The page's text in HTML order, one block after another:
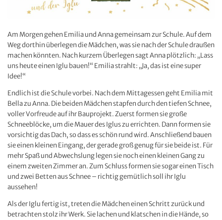
Am Morgen gehen Emilia und Anna gemeinsam zur Schule. Auf dem
Weg dorthin überlegen die Mädchen, was sie nach der Schule draußen
machen könnten. Nach kurzem Überlegen sagt Anna plötzlich: „Lass
uns heute einen Iglu bauen!“ Emilia strahlt: „Ja, das ist eine super
Idee!“
Endlich ist die Schule vorbei. Nach dem Mittagessen geht Emilia mit
Bella zu Anna. Die beiden Mädchen stapfen durch den tiefen Schnee,
voller Vorfreude auf ihr Bauprojekt. Zuerst formen sie große
Schneeblöcke, um die Mauer des Iglus zu errichten. Dann formen sie
vorsichtig das Dach, so dass es schön rund wird. Anschließend bauen
sie einen kleinen Eingang, der gerade groß genug für sie beide ist. Für
mehr Spaß und Abwechslung legen sie noch einen kleinen Gang zu
einem zweiten Zimmer an. Zum Schluss formen sie sogar einen Tisch
und zwei Betten aus Schnee – richtig gemütlich soll ihr Iglu
aussehen!
Als der Iglu fertig ist, treten die Mädchen einen Schritt zurück und
betrachten stolz ihr Werk. Sie lachen und klatschen in die Hände, so